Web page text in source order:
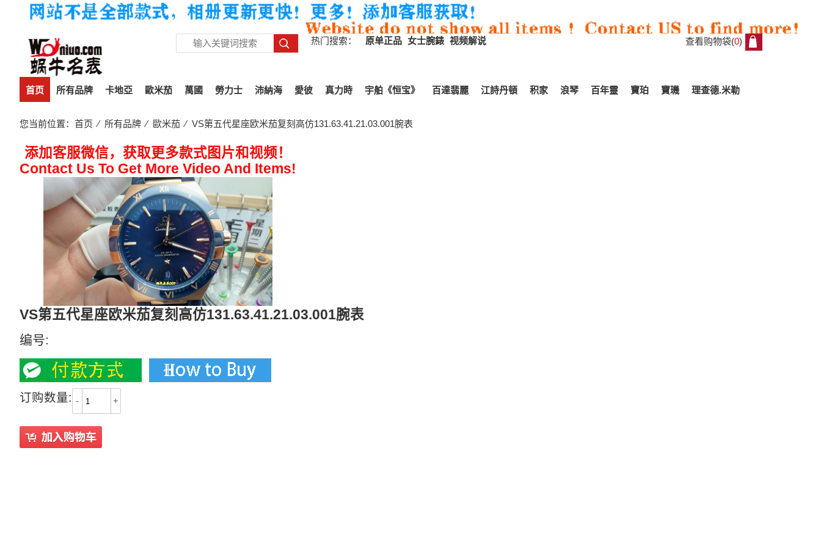
热门搜索： 原单正品 女士腕錶 视频解说 查看购物袋(0)
首页 所有品牌 卡地亞 歐米茄 萬國 勞力士 沛納海 愛彼 真力時 宇舶《恒宝》 百達翡麗 江詩丹頓 积家 浪琴 百年靈 寶珀 寶璣 理查德.米勒
您当前位置： 首页 ⁄ 所有品牌 ⁄ 歐米茄 ⁄ VS第五代星座欧米茄复刻高仿131.63.41.21.03.001腕表
添加客服微信，获取更多款式图片和视频！
Contact Us To Get More Video And Items!
VS第五代星座欧米茄复刻高仿131.63.41.21.03.001腕表
编号:
订购数量: - +